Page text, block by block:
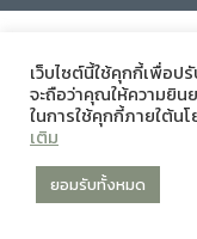
เว็บไซต์นี้ใช้คุกกี้เพื่อป
จะถือว่าคุณให้ความยิน
ในการใช้คุกกี้ภายใต้น
เติม
ยอมรับทั้งหมด